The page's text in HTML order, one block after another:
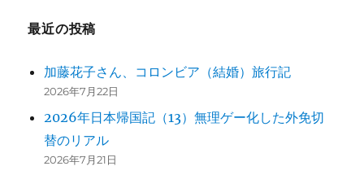
送
り
最近の投稿
加藤花子さん、コロンビア（結婚）旅行記
2026年7月22日
2026年日本帰国記（13）無理ゲー化した外免切
替のリアル
2026年7月21日